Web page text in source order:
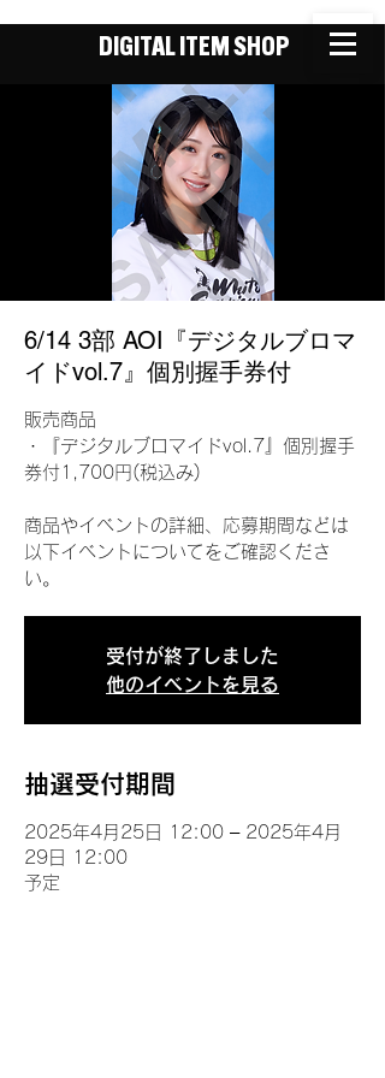
DIGITAL ITEM SHOP
6/14 3部 AOI『デジタルブロマ
イドvol.7』個別握手券付
販売商品
・『デジタルブロマイドvol.7』個別握手
券付1,700円(税込み)
商品やイベントの詳細、応募期間などは
以下イベントについてをご確認くださ
い。
受付が終了しました
他のイベントを見る
抽選受付期間
2025年4月25日 12:00 – 2025年4月
29日 12:00
予定